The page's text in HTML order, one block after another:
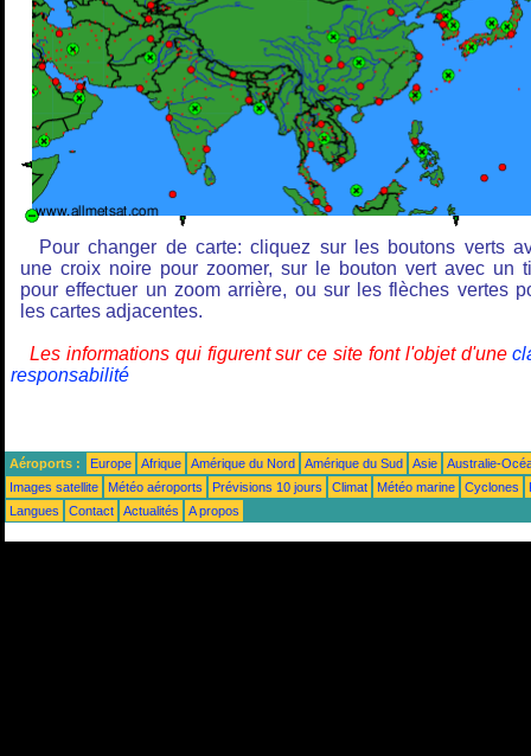
Pour changer de carte: cliquez sur les boutons verts
une croix noire pour zoomer, sur le bouton vert avec un
pour effectuer un zoom arrière, ou sur les flèches vertes
les cartes adjacentes.
Les informations qui figurent sur ce site font l'objet d'une
responsabilité
Aéroports : Europe Afrique Amérique du Nord Amérique du Sud Asie
Australie-
Images satellite
Météo aéroports Prévisions 10 jours Climat Météo marine Cyclones
Langues
Contact Actualités A propos